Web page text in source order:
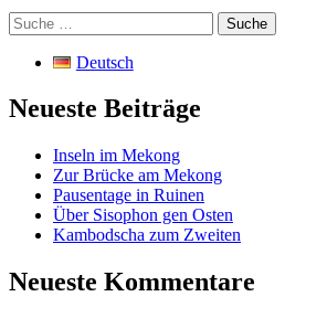
Suche
nach:
Deutsch
Neueste Beiträge
Inseln im Mekong
Zur Brücke am Mekong
Pausentage in Ruinen
Über Sisophon gen Osten
Kambodscha zum Zweiten
Neueste Kommentare